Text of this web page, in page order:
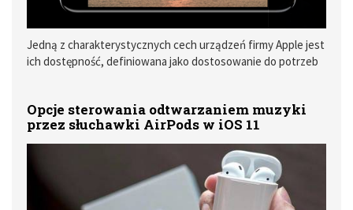
Jedną z charakterystycznych cech urządzeń firmy Apple jest
ich dostępność, definiowana jako dostosowanie do potrzeb
odsłon swoich systemów operacyjnych usprawnia istniejące
oraz wprowadza nowe funkcje ułatwień dostępu.
Opcje sterowania odtwarzaniem muzyki
przez słuchawki AirPods w iOS 11